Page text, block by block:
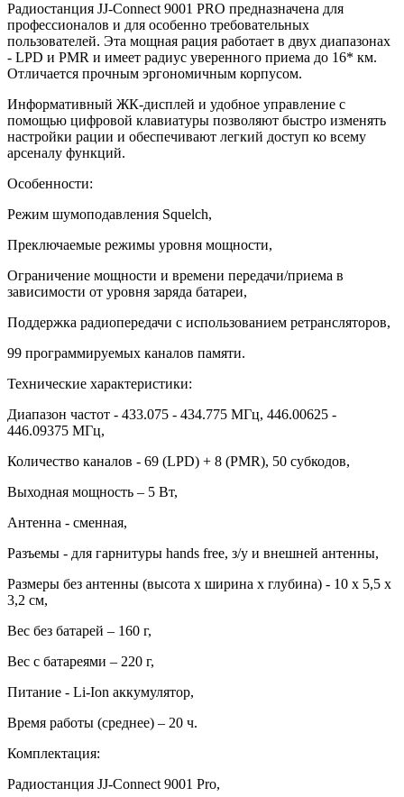
Радиостанция JJ-Connect 9001 PRO предназначена для
профессионалов и для особенно требовательных
пользователей. Эта мощная рация работает в двух диапазонах
- LPD и PMR и имеет радиус уверенного приема до 16* км.
Отличается прочным эргономичным корпусом.
Информативный ЖК-дисплей и удобное управление с
помощью цифровой клавиатуры позволяют быстро изменять
настройки рации и обеспечивают легкий доступ ко всему
арсеналу функций.
Особенности:
Режим шумоподавления Squelch,
Преключаемые режимы уровня мощности,
Ограничение мощности и времени передачи/приема в
зависимости от уровня заряда батареи,
Поддержка радиопередачи с использованием ретрансляторов,
99 программируемых каналов памяти.
Технические характеристики:
Диапазон частот - 433.075 - 434.775 МГц, 446.00625 -
446.09375 МГц,
Количество каналов - 69 (LPD) + 8 (PMR), 50 субкодов,
Выходная мощность – 5 Вт,
Антенна - сменная,
Разъемы - для гарнитуры hands free, з/у и внешней антенны,
Размеры без антенны (высота х ширина х глубина) - 10 х 5,5 х
3,2 см,
Вес без батарей – 160 г,
Вес с батареями – 220 г,
Питание - Li-Ion аккумулятор,
Время работы (среднее) – 20 ч.
Комплектация:
Радиостанция JJ-Connect 9001 Pro,